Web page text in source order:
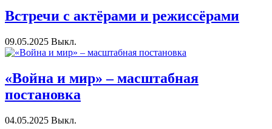
Встречи с актёрами и режиссёрами
09.05.2025 Выкл.
«Война и мир» – масштабная
постановка
04.05.2025 Выкл.